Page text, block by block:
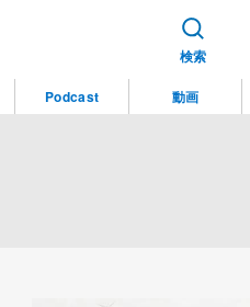
検索
Podcast 動画